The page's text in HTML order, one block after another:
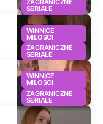
ZAGRANICZNE
SERIALE
WINNICE
MIŁOŚCI
ZAGRANICZNE
SERIALE
WINNICE
MIŁOŚCI
ZAGRANICZNE
SERIALE